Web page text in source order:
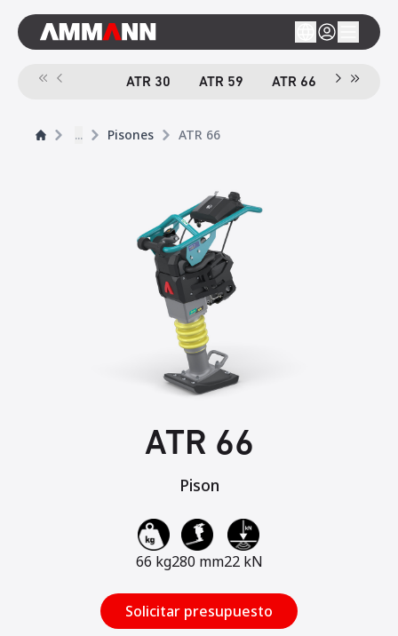
ATR 30 ATR 59 ATR 66 ACR 70
... Pisones ATR 66
ATR 66
Pison
66 kg280 mm22 kN
Solicitar presupuesto